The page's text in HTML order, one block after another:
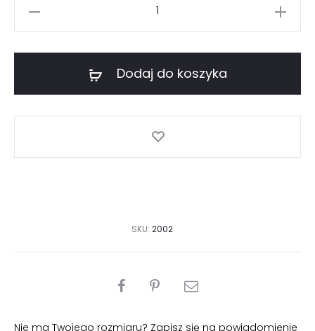
Dodaj do koszyka
SKU: 2002
PODZIEL
Nie ma Twojego rozmiaru? Zapisz się na powiadomienie